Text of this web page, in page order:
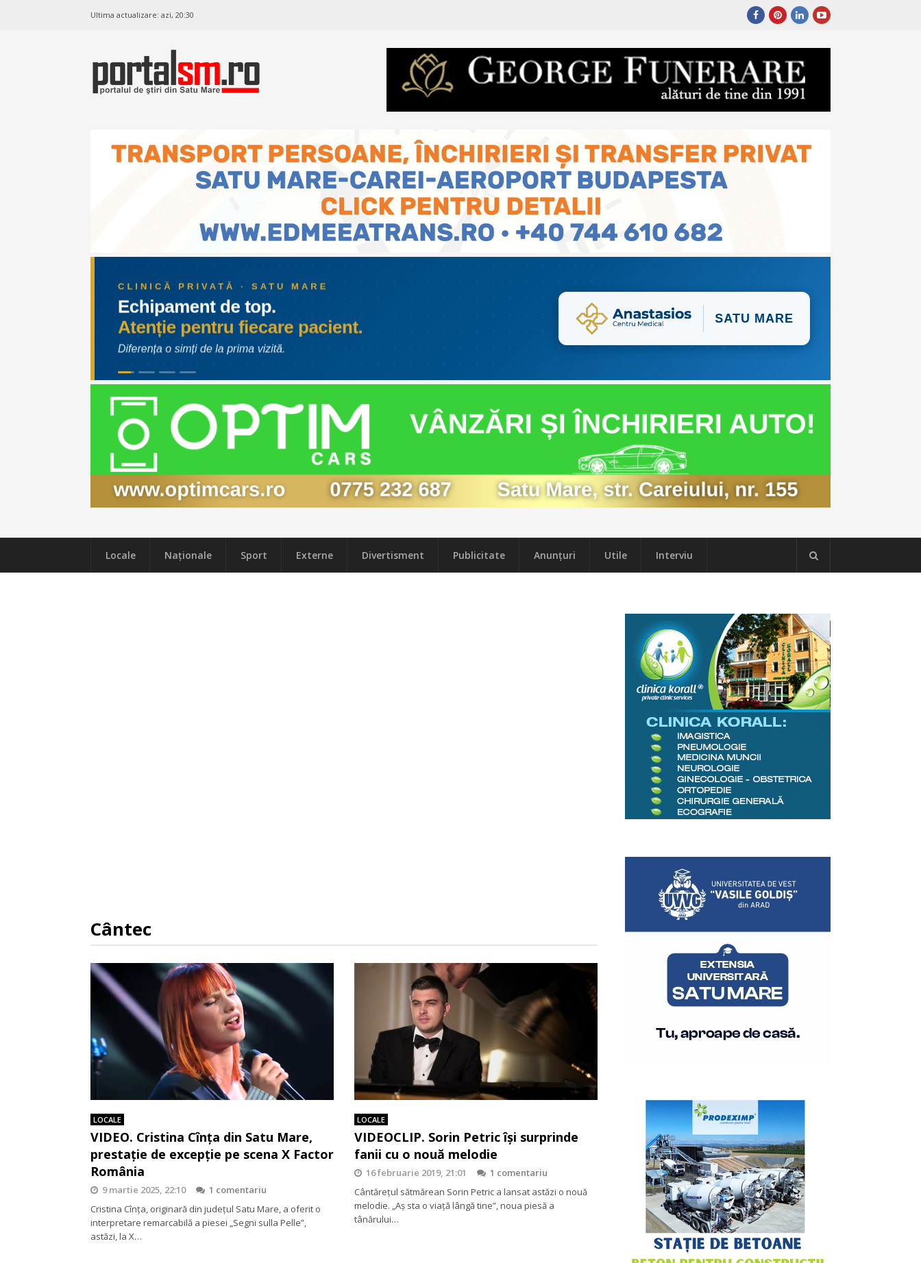
Ultima actualizare: azi, 20:30
Locale Naţionale Sport Externe Divertisment Publicitate Anunțuri Utile Interviu
Cântec
LOCALE
VIDEO. Cristina Cînța din Satu Mare,
prestație de excepție pe scena X Factor
România
9 martie 2025, 22:10
1 comentariu
Cristina Cînța, originară din județul Satu Mare, a oferit o
interpretare remarcabilă a piesei „Segni sulla Pelle”,
astăzi, la X…
LOCALE
VIDEOCLIP. Sorin Petric își surprinde
fanii cu o nouă melodie
16 februarie 2019, 21:01
1 comentariu
Cântărețul sătmărean Sorin Petric a lansat astăzi o nouă
melodie. „Aș sta o viață lângă tine”, noua piesă a
tânărului…